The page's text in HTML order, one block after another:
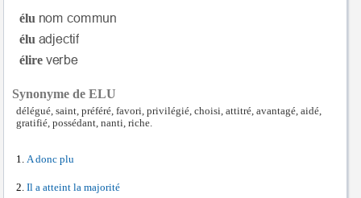
élu
élu
élire
Synonyme de ELU
délégué, saint, préféré, favori, privilégié, choisi, attitré, avantagé, aidé,
gratifié, possédant, nanti, riche.
A donc plu
Il a atteint la majorité